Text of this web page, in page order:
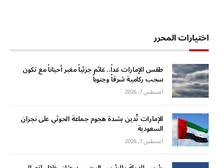
اختيارات المحرر
طقس الإمارات غداً.. غائم جزئياً مغبر أحياناً مع تكون
سحب ركامية شرقاً وجنوباً
أغسطس 7, 2026
الإمارات تُدين بشدة هجوم جماعة الحوثي على نجران
السعودية
أغسطس 7, 2026